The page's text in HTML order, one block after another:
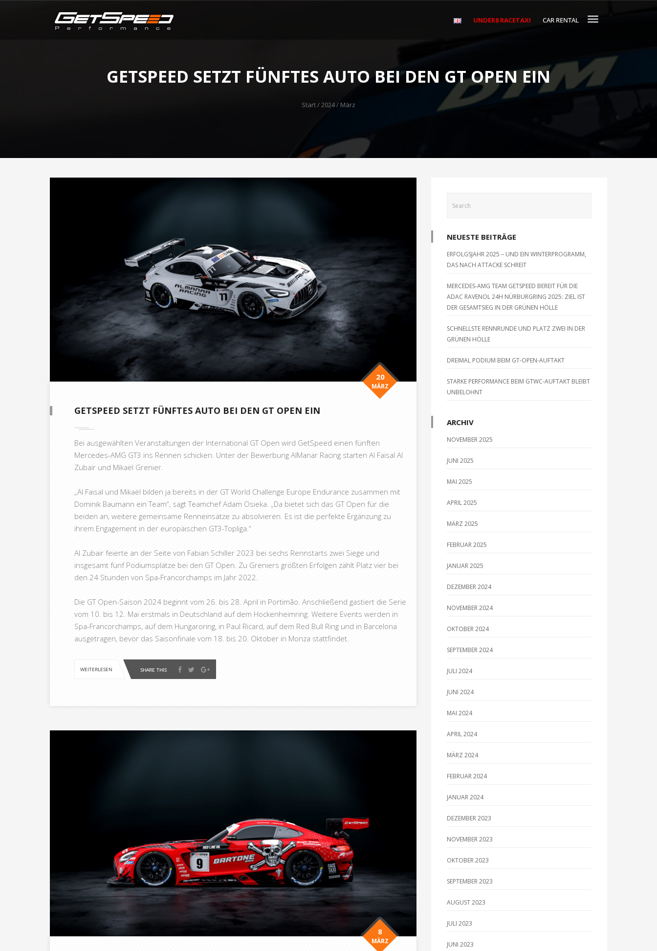
UNDER8 RACETAXI CAR RENTAL
GETSPEED SETZT FÜNFTES AUTO BEI DEN GT OPEN EIN
Start/2024/ März
GETSPEED SETZT FÜNFTES AUTO BEI DEN GT OPEN EIN
20
MÄRZ
Bei ausgewählten Veranstaltungen der International GT Open wird GetSpeed einen fünften
Mercedes-AMG GT3 ins Rennen schicken. Unter der Bewerbung AlManar Racing starten Al Faisal Al
Zubair und Mikaël Grenier.
„Al Faisal und Mikaël bilden ja bereits in der GT World Challenge Europe Endurance zusammen mit
Dominik Baumann ein Team“, sagt Teamchef Adam Osieka. „Da bietet sich das GT Open für die
beiden an, weitere gemeinsame Renneinsätze zu absolvieren. Es ist die perfekte Ergänzung zu
ihrem Engagement in der europäischen GT3-Topliga.“
Al Zubair feierte an der Seite von Fabian Schiller 2023 bei sechs Rennstarts zwei Siege und
insgesamt fünf Podiumsplätze bei den GT Open. Zu Greniers größten Erfolgen zählt Platz vier bei
den 24 Stunden von Spa-Francorchamps im Jahr 2022.
Die GT Open-Saison 2024 beginnt vom 26. bis 28. April in Portimão. Anschließend gastiert die Serie
vom 10. bis 12. Mai erstmals in Deutschland auf dem Hockenheimring. Weitere Events werden in
Spa-Francorchamps, auf dem Hungaroring, in Paul Ricard, auf dem Red Bull Ring und in Barcelona
ausgetragen, bevor das Saisonfinale vom 18. bis 20. Oktober in Monza stattfindet.
WEITERLESEN SHARE THIS
8
MÄRZ
NEUESTE BEITRÄGE
ERFOLGSJAHR 2025 – UND EIN WINTERPROGRAMM,
DAS NACH ATTACKE SCHREIT
MERCEDES-AMG TEAM GETSPEED BEREIT FÜR DIE
ADAC RAVENOL 24H NÜRBURGRING 2025: ZIEL IST
DER GESAMTSIEG IN DER GRÜNEN HÖLLE
SCHNELLSTE RENNRUNDE UND PLATZ ZWEI IN DER
GRÜNEN HÖLLE
DREIMAL PODIUM BEIM GT-OPEN-AUFTAKT
STARKE PERFORMANCE BEIM GTWC-AUFTAKT BLEIBT
UNBELOHNT
ARCHIV
NOVEMBER 2025
JUNI 2025
MAI 2025
APRIL 2025
MÄRZ 2025
FEBRUAR 2025
JANUAR 2025
DEZEMBER 2024
NOVEMBER 2024
OKTOBER 2024
SEPTEMBER 2024
JULI 2024
JUNI 2024
MAI 2024
APRIL 2024
MÄRZ 2024
FEBRUAR 2024
JANUAR 2024
DEZEMBER 2023
NOVEMBER 2023
OKTOBER 2023
SEPTEMBER 2023
AUGUST 2023
JULI 2023
JUNI 2023